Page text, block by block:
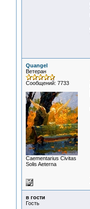
Quangel
Ветеран
Сообщений: 7733
Сaementarius Civitas
Solis Aeterna
в гости
Гость